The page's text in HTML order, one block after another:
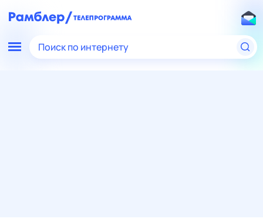
Поиск по интернету